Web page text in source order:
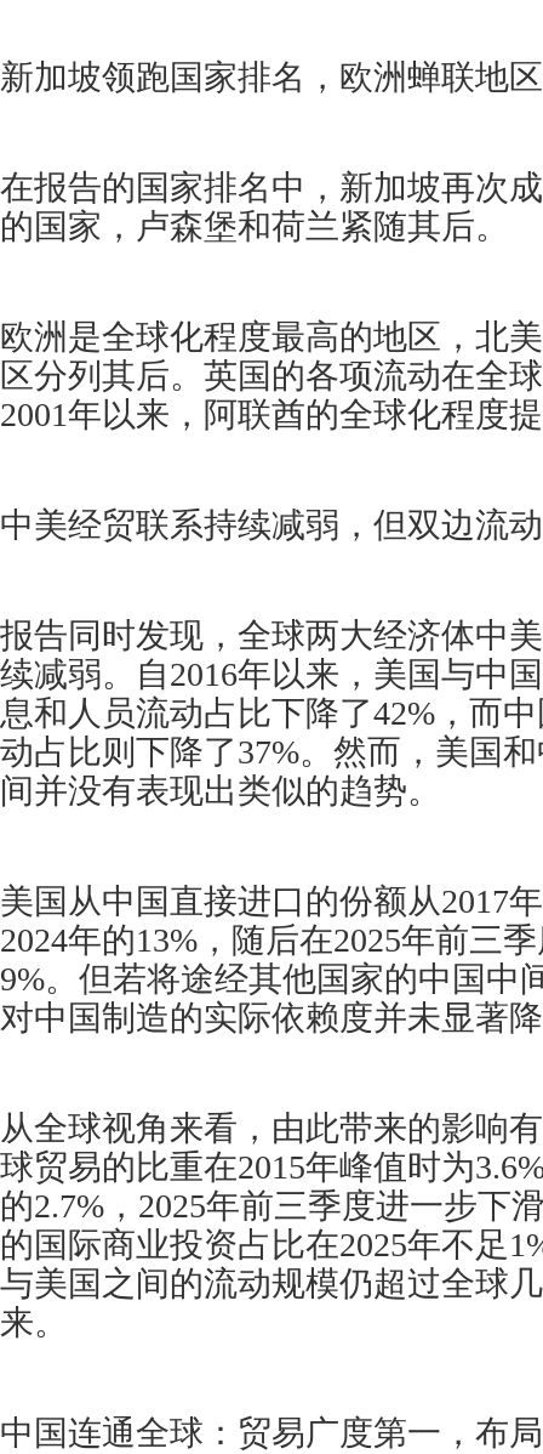
新加坡领跑国家排名，欧洲蝉联地
在报告的国家排名中，新加坡再次
的国家，卢森堡和荷兰紧随其后。
欧洲是全球化程度最高的地区，北
区分列其后。英国的各项流动在全
2001年以来，阿联酋的全球化程度
中美经贸联系持续减弱，但双边流
报告同时发现，全球两大经济体中
续减弱。自2016年以来，美国与中
息和人员流动占比下降了42%，而
动占比则下降了37%。然而，美国
间并没有表现出类似的趋势。
美国从中国直接进口的份额从2017
2024年的13%，随后在2025年前三
9%。但若将途经其他国家的中国中
对中国制造的实际依赖度并未显著
从全球视角来看，由此带来的影响
球贸易的比重在2015年峰值时为
的2.7%，2025年前三季度进一步下
的国际商业投资占比在2025年不足
与美国之间的流动规模仍超过全球
来。
中国连通全球：贸易广度第一，布